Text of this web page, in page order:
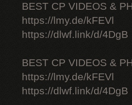
BEST CP VIDEOS &
https://lmy.de/kFEVl
https://dlwf.link/d/4DgB
BEST CP VIDEOS &
https://lmy.de/kFEVl
https://dlwf.link/d/4DgB